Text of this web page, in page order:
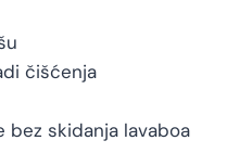
čišćenja
skidanja lavaboa